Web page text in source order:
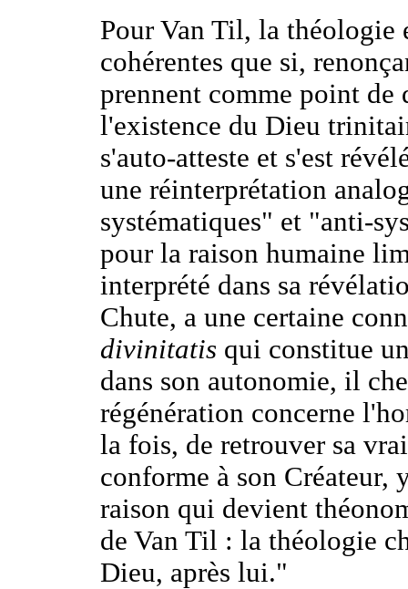
Pour Van Til, la théologie
cohérentes que si,
prennent comme point de
l'existence du Dieu
s'auto-atteste et s'est
une réinterprétation
systématiques" et "anti-
pour la raison humaine
interprété dans sa
Chute, a une certaine
divinitatis qui constitue
dans son autonomie, il
régénération concerne
la fois, de retrouver sa
conforme à son Créateur,
raison qui devient
de Van Til : la théologie
Dieu, après lui."